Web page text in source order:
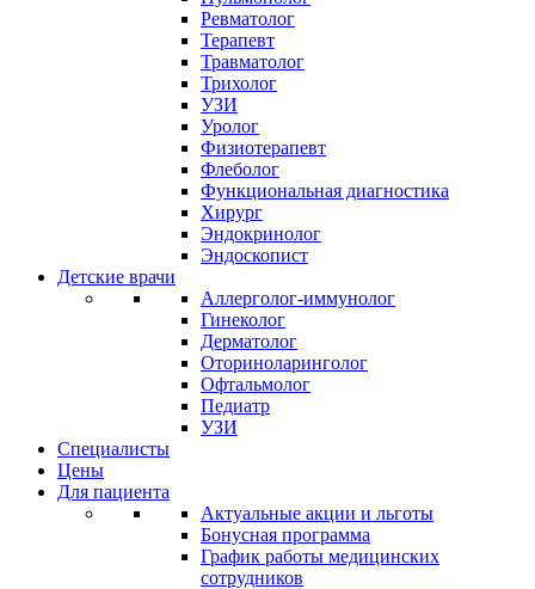
Ревматолог
Терапевт
Травматолог
Трихолог
УЗИ
Уролог
Физиотерапевт
Флеболог
Функциональная диагностика
Хирург
Эндокринолог
Эндоскопист
Детские врачи
Аллерголог-иммунолог
Гинеколог
Дерматолог
Оториноларинголог
Офтальмолог
Педиатр
УЗИ
Специалисты
Цены
Для пациента
Актуальные акции и льготы
Бонусная программа
График работы медицинских
сотрудников